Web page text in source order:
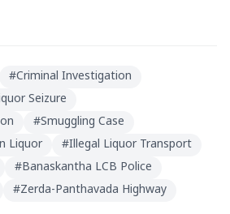
#Criminal Investigation
Seizure
#Smuggling Case
Liquor #Illegal Liquor Transport
#Banaskantha LCB Police
#Zerda-Panthavada Highway